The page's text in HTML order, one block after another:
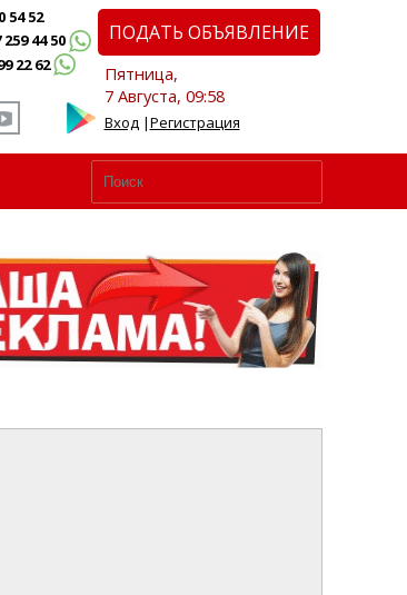
54 52
44 50
22 62
ПОДАТЬ ОБЪЯВЛЕНИЕ
Пятница,
7 Августа, 09:58
Вход|Регистрация